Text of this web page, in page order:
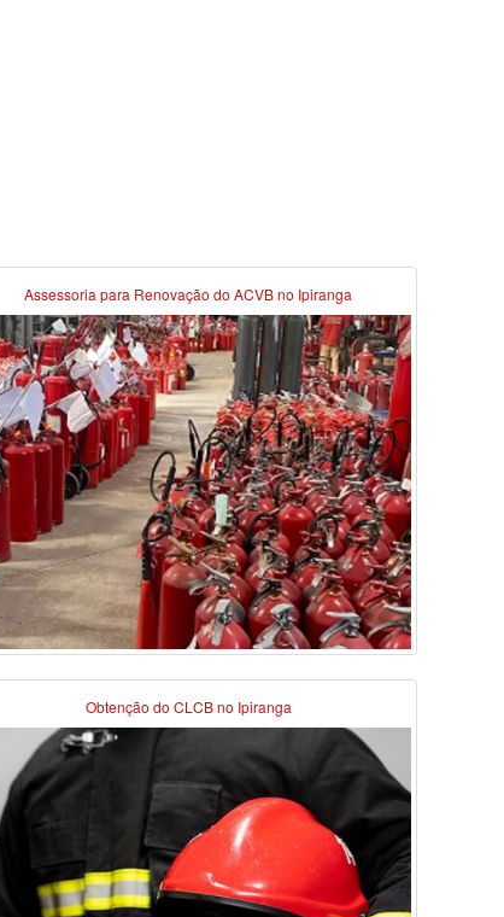
Assessoria para Renovação do ACVB no Ipiranga
Obtenção do CLCB no Ipiranga